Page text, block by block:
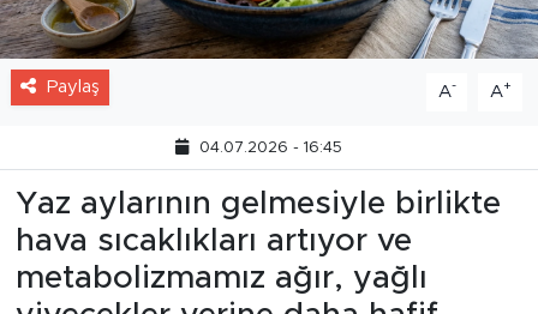
Paylaş A- A+
04.07.2026 - 16:45
Yaz aylarının gelmesiyle birlikte
hava sıcaklıkları artıyor ve
metabolizmamız ağır, yağlı